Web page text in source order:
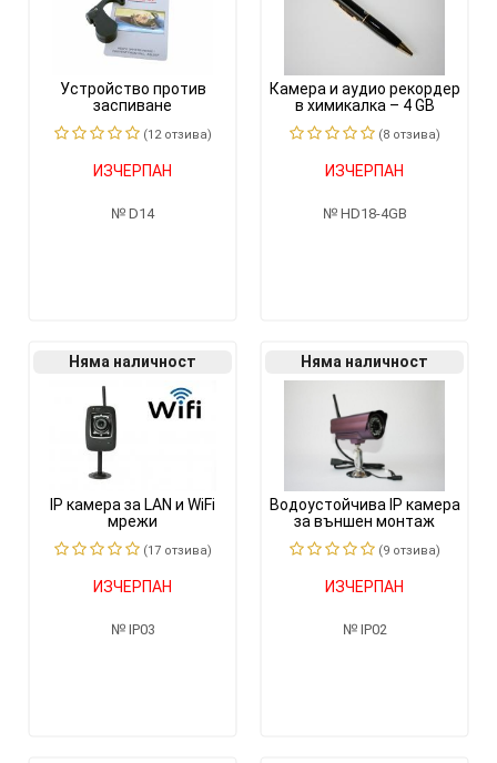
Устройство против
заспиване
(12 отзивa)
ИЗЧЕРПАН
D14
Камера и аудио рекордер
в химикалка – 4 GB
(8 отзивa)
ИЗЧЕРПАН
HD18-4GB
Няма наличност
IP камера за LAN и WiFi
мрежи
(17 отзивa)
ИЗЧЕРПАН
IP03
Няма наличност
Водоустойчива IP камера
за външен монтаж
(9 отзивa)
ИЗЧЕРПАН
IP02